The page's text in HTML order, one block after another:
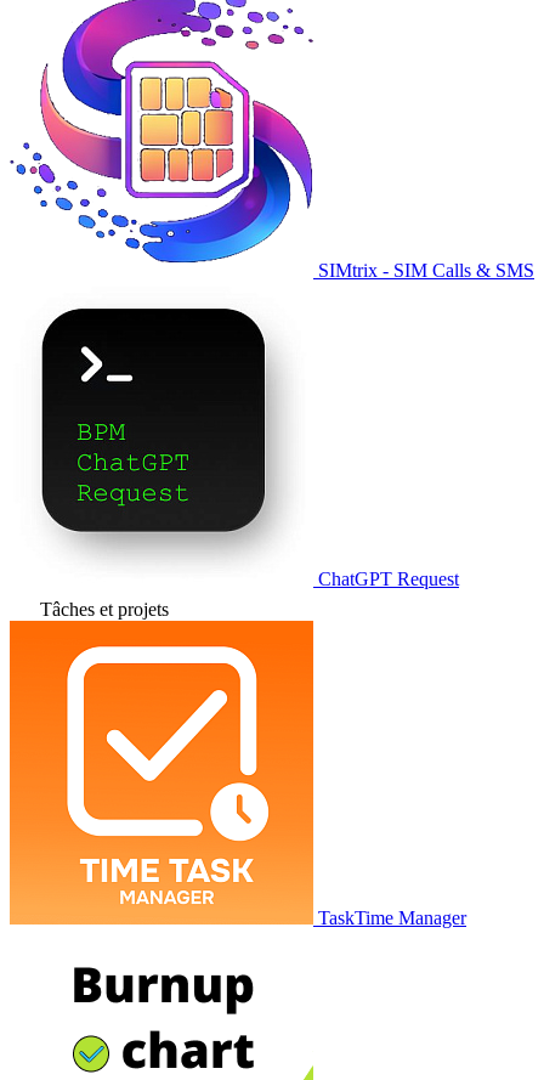
SIMtrix - SIM Calls & SMS
ChatGPT Request
Tâches et projets
TaskTime Manager